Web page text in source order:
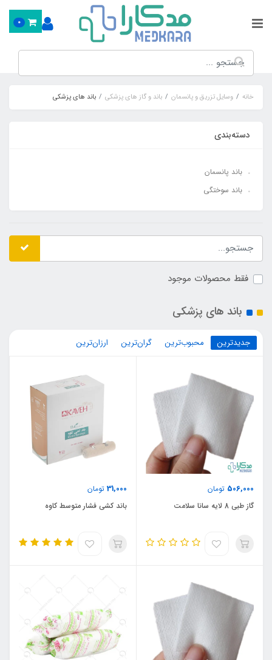
0
خانه وسایل تزریق و پانسمان باند و گاز های پزشکی باند های پزشکی
دسته‌بندی
باند پانسمان
باند سوختگی
فقط محصولات موجود
باند های پزشکی
جدیدترین محبوب‌ترین گران‌ترین ارزان‌ترین
506,000 تومان
گاز طبی 8 لایه سانا سلامت
31,000 تومان
باند کشی فشار متوسط کاوه